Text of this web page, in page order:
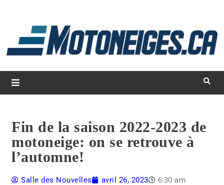
Magazine Motoneiges.ca
Fin de la saison 2022-2023 de
motoneige: on se retrouve à
l’automne!
Salle des Nouvelles avril 26, 2023
6:30 am